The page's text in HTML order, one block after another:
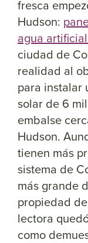
fresca
Hudson:
agua
ciudad de
realidad al
para instalar
solar de 6
embalse
Hudson.
tienen más
sistema de
más grande
propiedad
lectora
como